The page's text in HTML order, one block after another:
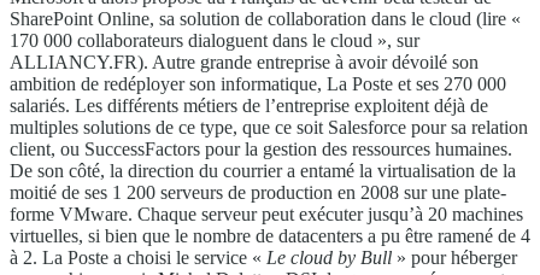
SharePoint Online, sa solution de collaboration dans le cloud (lire «
170 000 collaborateurs dialoguent dans le cloud », sur
ALLIANCY.FR). Autre grande entreprise à avoir dévoilé son
ambition de redéployer son informatique, La Poste et ses 270 000
salariés. Les différents métiers de l’entreprise exploitent déjà de
multiples solutions de ce type, que ce soit Salesforce pour sa relation
client, ou SuccessFactors pour la gestion des ressources humaines.
De son côté, la direction du courrier a entamé la virtualisation de la
moitié de ses 1 200 serveurs de production en 2008 sur une plate-
forme VMware. Chaque serveur peut exécuter jusqu’à 20 machines
virtuelles, si bien que le nombre de datacenters a pu être ramené de 4
à 2. La Poste a choisi le service « Le cloud by Bull » pour héberger